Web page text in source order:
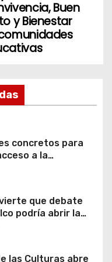
Buen
y Bienestar
concretos para
a la
proteger los
los contribuyentes
avalúos y
que debate
podría abrir la
nueva ola de
en Chile
las Culturas abre